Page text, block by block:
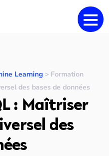
Learning > Formation
des bases de données
: Maîtriser
des